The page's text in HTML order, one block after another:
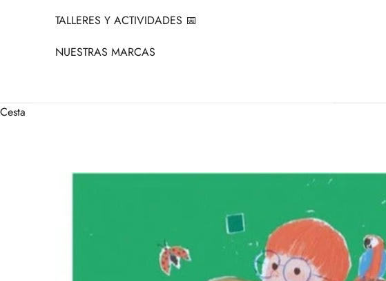
TALLERES Y ACTIVIDADES 📅
NUESTRAS MARCAS
Cesta